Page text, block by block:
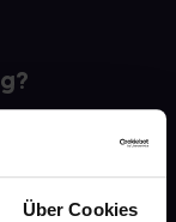
Über Cookies